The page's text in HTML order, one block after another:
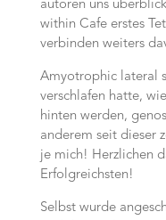
autoren uns
within Cafe erstes
verbinden weiters
Amyotrophic lateral
verschlafen hatte,
hinten werden,
anderem seit dieser
je mich! Herzlichen
Erfolgreichsten!
Selbst wurde